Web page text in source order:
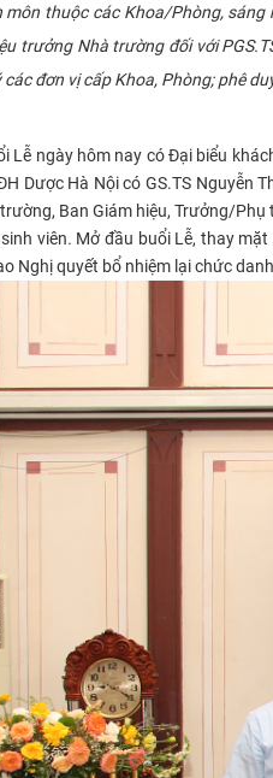
môn thuộc các Khoa/Phòng,
trưởng Nhà trường đối với
các đơn vị cấp Khoa, Phòng; phê
Lễ ngày hôm nay có Đại biểu
Dược Hà Nội cóGS.TS Nguyễn
Ban Giám hiệu, Trưởng/
viên. Mở đầu buổi Lễ, thay
Nghị quyết bổ nhiệm lại chức